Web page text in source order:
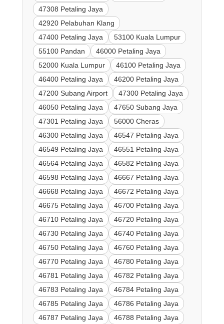
47308 Petaling Jaya
42920 Pelabuhan Klang
47400 Petaling Jaya
53100 Kuala Lumpur
55100 Pandan
46000 Petaling Jaya
52000 Kuala Lumpur
46100 Petaling Jaya
46400 Petaling Jaya
46200 Petaling Jaya
47200 Subang Airport
47300 Petaling Jaya
46050 Petaling Jaya
47650 Subang Jaya
47301 Petaling Jaya
56000 Cheras
46300 Petaling Jaya
46547 Petaling Jaya
46549 Petaling Jaya
46551 Petaling Jaya
46564 Petaling Jaya
46582 Petaling Jaya
46598 Petaling Jaya
46667 Petaling Jaya
46668 Petaling Jaya
46672 Petaling Jaya
46675 Petaling Jaya
46700 Petaling Jaya
46710 Petaling Jaya
46720 Petaling Jaya
46730 Petaling Jaya
46740 Petaling Jaya
46750 Petaling Jaya
46760 Petaling Jaya
46770 Petaling Jaya
46780 Petaling Jaya
46781 Petaling Jaya
46782 Petaling Jaya
46783 Petaling Jaya
46784 Petaling Jaya
46785 Petaling Jaya
46786 Petaling Jaya
46787 Petaling Jaya
46788 Petaling Jaya